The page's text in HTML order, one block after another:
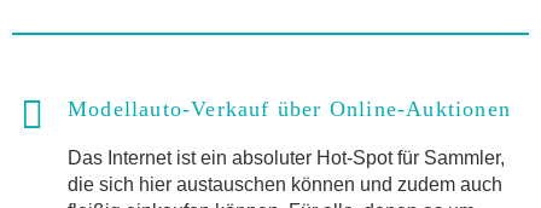
Modellauto-Verkauf über Online-Auktionen
Das Internet ist ein absoluter Hot-Spot für Sammler,
die sich hier austauschen können und zudem auch